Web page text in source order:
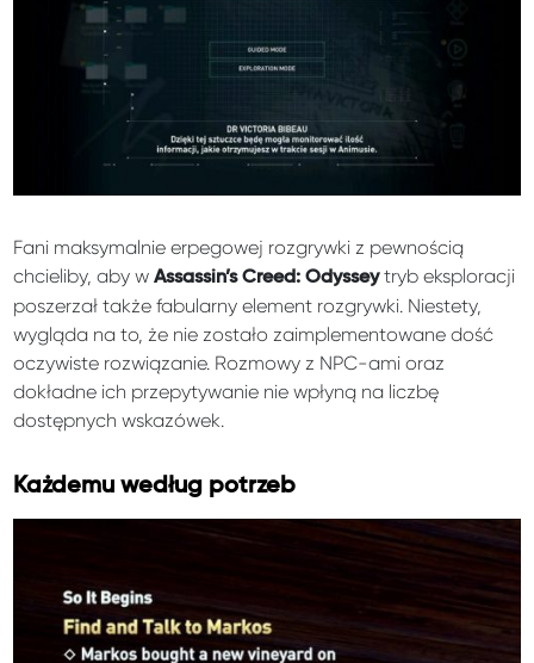
Fani maksymalnie erpegowej rozgrywki z pewnością
chcieliby, aby wAssassin’s Creed: Odysseytryb eksploracji
poszerzał także fabularny element rozgrywki. Niestety,
wygląda na to, że nie zostało zaimplementowane dość
oczywiste rozwiązanie. Rozmowy z NPC-ami oraz
dokładne ich przepytywanie nie wpłyną na liczbę
dostępnych wskazówek.
Każdemu według potrzeb